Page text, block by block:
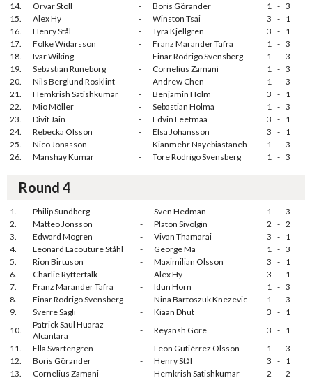
14.
Orvar Stoll - Boris Görander 1 - 3
15.
Alex Hy - Winston Tsai 3 - 1
16.
Henry Stål - Tyra Kjellgren 3 - 1
17.
Folke Widarsson - Franz Marander Tafra 1 - 3
18.
Ivar Wiking - Einar Rodrigo Svensberg 1 - 3
19.
Sebastian Runeborg - Cornelius Zamani 1 - 3
20.
Nils Berglund Rosklint - Andrew Chen 1 - 3
21.
Hemkrish Satishkumar - Benjamin Holm 3 - 1
22.
Mio Möller - Sebastian Holma 1 - 3
23.
Divit Jain - Edvin Leetmaa 3 - 1
24.
Rebecka Olsson - Elsa Johansson 3 - 1
25.
Nico Jonasson - Kianmehr Nayebiastaneh 1 - 3
26.
Manshay Kumar - Tore Rodrigo Svensberg 1 - 3
Round 4
1. Philip Sundberg - Sven Hedman 1 - 3
2.
Matteo Jonsson - Platon Sivolgin 2 - 2
3.
Edward Mogren - Vivan Thamarai 3 - 1
4.
Leonard Lacouture Ståhl - George Ma 1 - 3
5.
Rion Birtuson - Maximilian Olsson 3 - 1
6.
Charlie Rytterfalk - Alex Hy 3 - 1
7.
Franz Marander Tafra - Idun Horn 1 - 3
8.
Einar Rodrigo Svensberg - Nina Bartoszuk Knezevic 1 - 3
9.
Sverre Sagli - Kiaan Dhut 3 - 1
10.
Patrick Saul Huaraz
Alcantara
- Reyansh Gore 3 - 1
11.
Ella Svartengren - Leon Gutiérrez Olsson 1 - 3
12.
Boris Görander - Henry Stål 3 - 1
13.
Cornelius Zamani - Hemkrish Satishkumar 2 - 2